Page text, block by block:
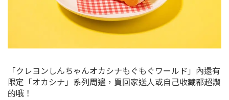
「クレヨンしんちゃんオカシナもぐもぐワールド」內還有
限定「オカシナ」系列周邊，買回家送人或自己收藏都超讚
的哦！